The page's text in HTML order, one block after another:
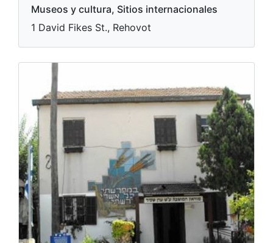
Museos y cultura, Sitios internacionales
1 David Fikes St., Rehovot